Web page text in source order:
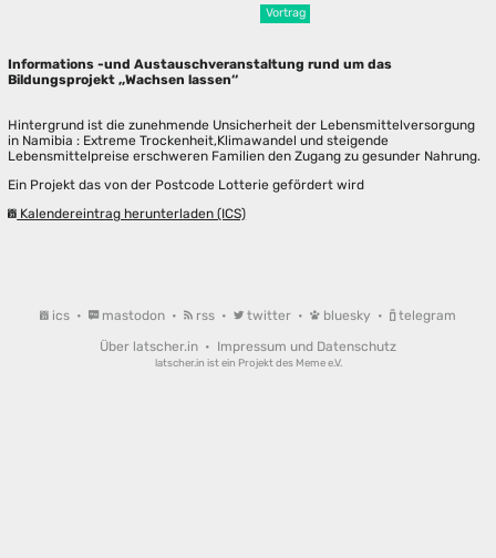
Vortrag
Informations -und Austauschveranstaltung rund um das
Bildungsprojekt ,,Wachsen lassen‘‘
Hintergrund ist die zunehmende Unsicherheit der Lebensmittelversorgung
in Namibia : Extreme Trockenheit,Klimawandel und steigende
Lebensmittelpreise erschweren Familien den Zugang zu gesunder Nahrung.
Ein Projekt das von der Postcode Lotterie gefördert wird
Kalendereintrag herunterladen (ICS)
ics • mastodon • rss • twitter • bluesky •
telegram
Über latscher.in • Impressum und Datenschutz
latscher.in ist ein Projekt des Meme e.V.